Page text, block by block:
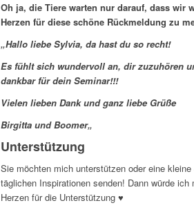
Oh ja, die Tiere warten nur darauf, dass wir
Herzen für diese schöne Rückmeldung zu
„Hallo liebe Sylvia, da hast du so recht!
Es fühlt sich wundervoll an, dir zuzuhören
dankbar für dein Seminar!!!
Vielen lieben Dank und ganz liebe Grüße
Birgitta und Boomer„
Unterstützung
Sie möchten mich unterstützen oder eine
täglichen Inspirationen senden! Dann würde
Herzen für die Unterstützung ♥